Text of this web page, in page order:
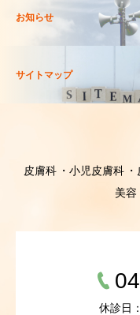
お知らせ
サイトマップ
皮膚科 小児皮膚科
美容
休診日